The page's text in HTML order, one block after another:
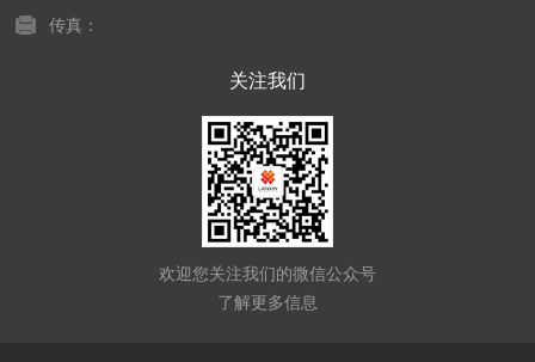
传真：
关注我们
欢迎您关注我们的微信公众号
了解更多信息